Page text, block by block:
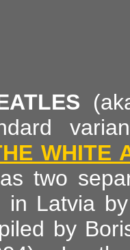
WHITE
two
in Latvia
by